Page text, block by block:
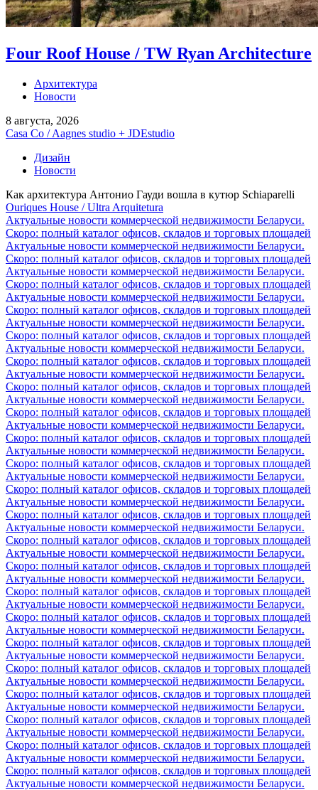
Four Roof House / TW Ryan Architecture
Архитектура
Новости
8 августа, 2026
Casa Co / Aagnes studio + JDEstudio
Дизайн
Новости
Как архитектура Антонио Гауди вошла в кутюр Schiaparelli
Ouriques House / Ultra Arquitetura
Актуальные новости коммерческой недвижимости Беларуси.
Скоро: полный каталог офисов, складов и торговых площадей
Актуальные новости коммерческой недвижимости Беларуси.
Скоро: полный каталог офисов, складов и торговых площадей
Актуальные новости коммерческой недвижимости Беларуси.
Скоро: полный каталог офисов, складов и торговых площадей
Актуальные новости коммерческой недвижимости Беларуси.
Скоро: полный каталог офисов, складов и торговых площадей
Актуальные новости коммерческой недвижимости Беларуси.
Скоро: полный каталог офисов, складов и торговых площадей
Актуальные новости коммерческой недвижимости Беларуси.
Скоро: полный каталог офисов, складов и торговых площадей
Актуальные новости коммерческой недвижимости Беларуси.
Скоро: полный каталог офисов, складов и торговых площадей
Актуальные новости коммерческой недвижимости Беларуси.
Скоро: полный каталог офисов, складов и торговых площадей
Актуальные новости коммерческой недвижимости Беларуси.
Скоро: полный каталог офисов, складов и торговых площадей
Актуальные новости коммерческой недвижимости Беларуси.
Скоро: полный каталог офисов, складов и торговых площадей
Актуальные новости коммерческой недвижимости Беларуси.
Скоро: полный каталог офисов, складов и торговых площадей
Актуальные новости коммерческой недвижимости Беларуси.
Скоро: полный каталог офисов, складов и торговых площадей
Актуальные новости коммерческой недвижимости Беларуси.
Скоро: полный каталог офисов, складов и торговых площадей
Актуальные новости коммерческой недвижимости Беларуси.
Скоро: полный каталог офисов, складов и торговых площадей
Актуальные новости коммерческой недвижимости Беларуси.
Скоро: полный каталог офисов, складов и торговых площадей
Актуальные новости коммерческой недвижимости Беларуси.
Скоро: полный каталог офисов, складов и торговых площадей
Актуальные новости коммерческой недвижимости Беларуси.
Скоро: полный каталог офисов, складов и торговых площадей
Актуальные новости коммерческой недвижимости Беларуси.
Скоро: полный каталог офисов, складов и торговых площадей
Актуальные новости коммерческой недвижимости Беларуси.
Скоро: полный каталог офисов, складов и торговых площадей
Актуальные новости коммерческой недвижимости Беларуси.
Скоро: полный каталог офисов, складов и торговых площадей
Актуальные новости коммерческой недвижимости Беларуси.
Скоро: полный каталог офисов, складов и торговых площадей
Актуальные новости коммерческой недвижимости Беларуси.
Скоро: полный каталог офисов, складов и торговых площадей
Актуальные новости коммерческой недвижимости Беларуси.